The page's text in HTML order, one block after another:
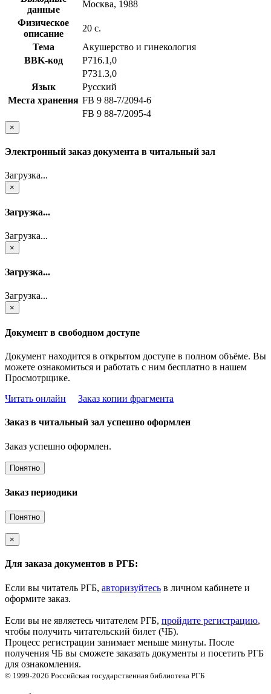
данные
Москва, 1988
Физическое
описание
20 с.
Тема
Акушерство и гинекология
BBK-код
Р716.1,0
Р731.3,0
Язык
Русский
Места хранения FB 9 88-7/2094-6
FB 9 88-7/2095-4
×
Электронный заказ документа в читальный зал
Загрузка...
×
Загрузка...
Загрузка...
×
Загрузка...
Загрузка...
×
Документ в свободном доступе
Документ находится в открытом доступе в полном объёме. Вы
можете ознакомиться и работать с ним бесплатно в нашем
Просмотрщике.
Читать онлайн
Заказ копии фрагмента
Заказ в читальный зал успешно оформлен
Заказ успешно оформлен.
Понятно
Заказ периодики
Понятно
×
Для заказа документов в РГБ:
Если вы читатель РГБ, авторизуйтесь в личном кабинете и
оформите заказ.
Если вы не являетесь читателем РГБ, пройдите регистрацию,
чтобы получить читательский билет (ЧБ).
Процесс регистрации занимает меньше минуты. После
получения ЧБ вы сможете заказать документы и посетить РГБ
для ознакомления.
© 1999-2026 Российская государственная библиотека РГБ